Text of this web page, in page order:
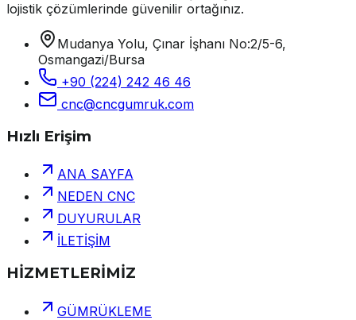
lojistik çözümlerinde güvenilir ortağınız.
Mudanya Yolu, Çınar İşhanı No:2/5-6,
Osmangazi/Bursa
+90 (224) 242 46 46
cnc@cncgumruk.com
Hızlı Erişim
ANA SAYFA
NEDEN CNC
DUYURULAR
İLETİŞİM
HİZMETLERİMİZ
GÜMRÜKLEME